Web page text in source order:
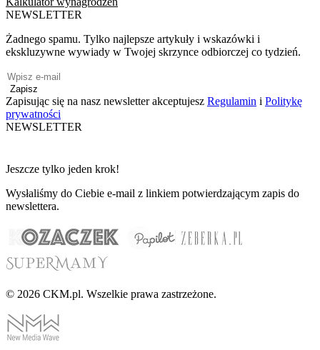
NEWSLETTER
Żadnego spamu. Tylko najlepsze artykuły i wskazówki i
ekskluzywne wywiady w Twojej skrzynce odbiorczej co tydzień.
Zapisz
Zapisując się na nasz newsletter akceptujesz Regulamin i Politykę
prywatności
NEWSLETTER
Jeszcze tylko jeden krok!
Wysłaliśmy do Ciebie e-mail z linkiem potwierdzającym zapis do
newslettera.
© 2026 CKM.pl. Wszelkie prawa zastrzeżone.